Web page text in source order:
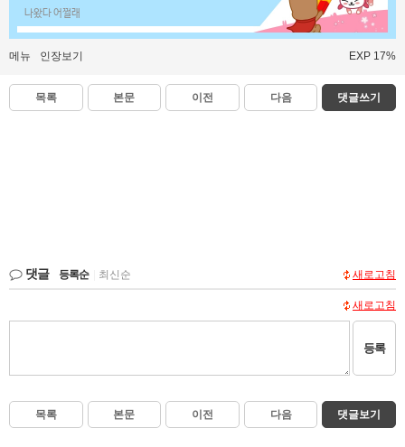
나왔다 어쩔래
메뉴 인장보기 EXP 17%
목록 본문 이전 다음 댓글쓰기
댓글 등록순 최신순 새로고침
새로고침
등록
목록 본문 이전 다음 댓글보기